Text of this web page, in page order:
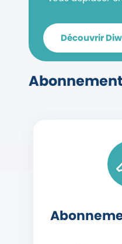
Découvrir